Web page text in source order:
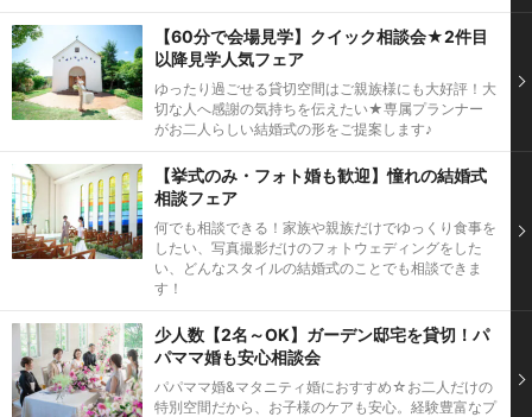
【60分で会場見学】クイック相談会★2件目
以降見学人気フェア
ゆったり過ごせる貸切空間はご親族様にも大好評！大
切な人へ感謝の気持ちを伝えたい★専属プランナー
がお二人らしい結婚式の形をご提案します♪
【挙式のみ・フォト婚も歓迎】憧れの結婚式
相談フェア
何でも相談できる！家族や親族だけでゆっくり食事を
したい、写真撮影だけのフォトウェディングをした
い、どんなスタイルの結婚式のことでも相談できま
す！
少人数【2名～OK】ガーデン邸宅を貸切！パ
パママ婚も安心相談会
パパママ婚&マタニティ婚におすすめ☆お二人だけの
特別空間だから、お子様のケアも安心。経験豊富なプ